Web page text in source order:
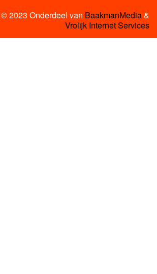
2023 Onderdeel van BaakmanMedia&
Vrolijk Internet Services